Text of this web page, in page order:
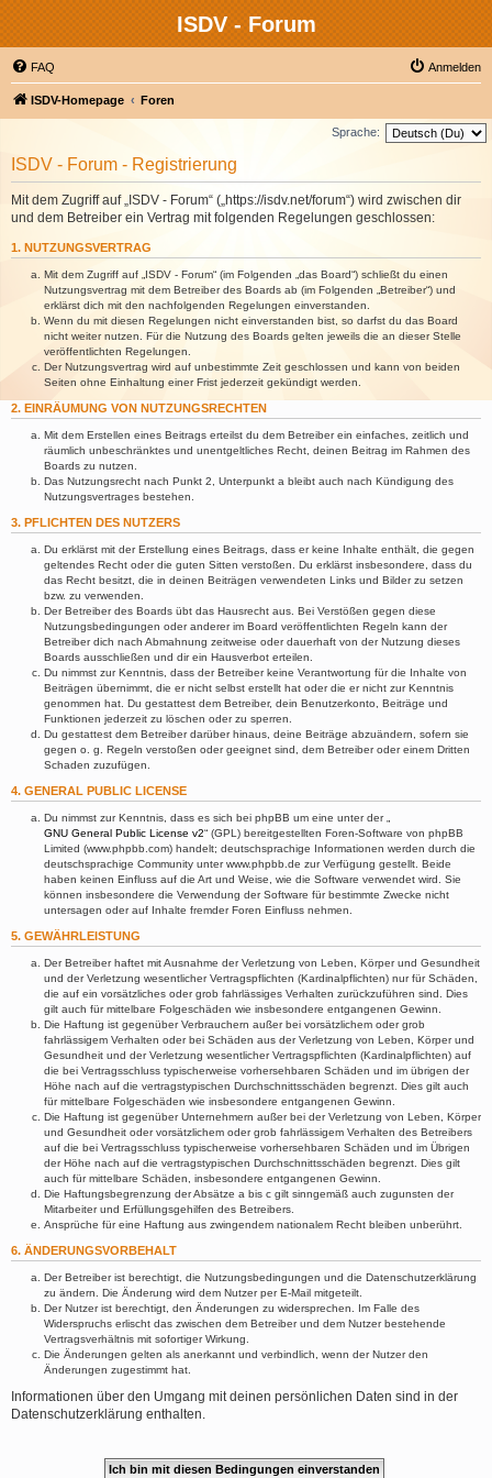
ISDV - Forum
FAQ Anmelden
ISDV-Homepage Foren
Sprache:
ISDV - Forum - Registrierung
Mit dem Zugriff auf „ISDV - Forum“ („https://isdv.net/forum“) wird zwischen dir
und dem Betreiber ein Vertrag mit folgenden Regelungen geschlossen:
1. NUTZUNGSVERTRAG
Mit dem Zugriff auf „ISDV - Forum“ (im Folgenden „das Board“) schließt du einen
Nutzungsvertrag mit dem Betreiber des Boards ab (im Folgenden „Betreiber“) und
erklärst dich mit den nachfolgenden Regelungen einverstanden.
Wenn du mit diesen Regelungen nicht einverstanden bist, so darfst du das Board
nicht weiter nutzen. Für die Nutzung des Boards gelten jeweils die an dieser Stelle
veröffentlichten Regelungen.
Der Nutzungsvertrag wird auf unbestimmte Zeit geschlossen und kann von beiden
Seiten ohne Einhaltung einer Frist jederzeit gekündigt werden.
2. EINRÄUMUNG VON NUTZUNGSRECHTEN
Mit dem Erstellen eines Beitrags erteilst du dem Betreiber ein einfaches, zeitlich und
räumlich unbeschränktes und unentgeltliches Recht, deinen Beitrag im Rahmen des
Boards zu nutzen.
Das Nutzungsrecht nach Punkt 2, Unterpunkt a bleibt auch nach Kündigung des
Nutzungsvertrages bestehen.
3. PFLICHTEN DES NUTZERS
Du erklärst mit der Erstellung eines Beitrags, dass er keine Inhalte enthält, die gegen
geltendes Recht oder die guten Sitten verstoßen. Du erklärst insbesondere, dass du
das Recht besitzt, die in deinen Beiträgen verwendeten Links und Bilder zu setzen
bzw. zu verwenden.
Der Betreiber des Boards übt das Hausrecht aus. Bei Verstößen gegen diese
Nutzungsbedingungen oder anderer im Board veröffentlichten Regeln kann der
Betreiber dich nach Abmahnung zeitweise oder dauerhaft von der Nutzung dieses
Boards ausschließen und dir ein Hausverbot erteilen.
Du nimmst zur Kenntnis, dass der Betreiber keine Verantwortung für die Inhalte von
Beiträgen übernimmt, die er nicht selbst erstellt hat oder die er nicht zur Kenntnis
genommen hat. Du gestattest dem Betreiber, dein Benutzerkonto, Beiträge und
Funktionen jederzeit zu löschen oder zu sperren.
Du gestattest dem Betreiber darüber hinaus, deine Beiträge abzuändern, sofern sie
gegen o. g. Regeln verstoßen oder geeignet sind, dem Betreiber oder einem Dritten
Schaden zuzufügen.
4. GENERAL PUBLIC LICENSE
Du nimmst zur Kenntnis, dass es sich bei phpBB um eine unter der „
GNU General Public License v2“ (GPL) bereitgestellten Foren-Software von phpBB
Limited (www.phpbb.com) handelt; deutschsprachige Informationen werden durch die
deutschsprachige Community unter www.phpbb.de zur Verfügung gestellt. Beide
haben keinen Einfluss auf die Art und Weise, wie die Software verwendet wird. Sie
können insbesondere die Verwendung der Software für bestimmte Zwecke nicht
untersagen oder auf Inhalte fremder Foren Einfluss nehmen.
5. GEWÄHRLEISTUNG
Der Betreiber haftet mit Ausnahme der Verletzung von Leben, Körper und Gesundheit
und der Verletzung wesentlicher Vertragspflichten (Kardinalpflichten) nur für Schäden,
die auf ein vorsätzliches oder grob fahrlässiges Verhalten zurückzuführen sind. Dies
gilt auch für mittelbare Folgeschäden wie insbesondere entgangenen Gewinn.
Die Haftung ist gegenüber Verbrauchern außer bei vorsätzlichem oder grob
fahrlässigem Verhalten oder bei Schäden aus der Verletzung von Leben, Körper und
Gesundheit und der Verletzung wesentlicher Vertragspflichten (Kardinalpflichten) auf
die bei Vertragsschluss typischerweise vorhersehbaren Schäden und im übrigen der
Höhe nach auf die vertragstypischen Durchschnittsschäden begrenzt. Dies gilt auch
für mittelbare Folgeschäden wie insbesondere entgangenen Gewinn.
Die Haftung ist gegenüber Unternehmern außer bei der Verletzung von Leben, Körper
und Gesundheit oder vorsätzlichem oder grob fahrlässigem Verhalten des Betreibers
auf die bei Vertragsschluss typischerweise vorhersehbaren Schäden und im Übrigen
der Höhe nach auf die vertragstypischen Durchschnittsschäden begrenzt. Dies gilt
auch für mittelbare Schäden, insbesondere entgangenen Gewinn.
Die Haftungsbegrenzung der Absätze a bis c gilt sinngemäß auch zugunsten der
Mitarbeiter und Erfüllungsgehilfen des Betreibers.
Ansprüche für eine Haftung aus zwingendem nationalem Recht bleiben unberührt.
6. ÄNDERUNGSVORBEHALT
Der Betreiber ist berechtigt, die Nutzungsbedingungen und die Datenschutzerklärung
zu ändern. Die Änderung wird dem Nutzer per E-Mail mitgeteilt.
Der Nutzer ist berechtigt, den Änderungen zu widersprechen. Im Falle des
Widerspruchs erlischt das zwischen dem Betreiber und dem Nutzer bestehende
Vertragsverhältnis mit sofortiger Wirkung.
Die Änderungen gelten als anerkannt und verbindlich, wenn der Nutzer den
Änderungen zugestimmt hat.
Informationen über den Umgang mit deinen persönlichen Daten sind in der
Datenschutzerklärung enthalten.